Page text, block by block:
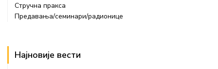
Стручна пракса
Предавања/семинари/радионице
Најновије вести